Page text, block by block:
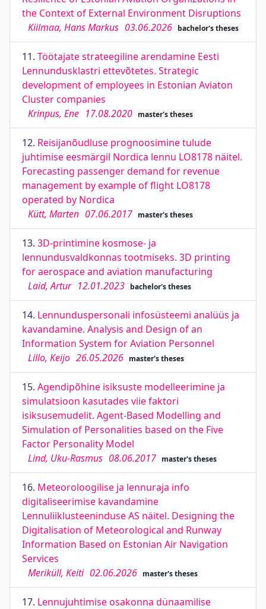
the Context of External Environment Disruptions
Kiilmaa, Hans Markus 03.06.2026 bachelor's theses
11. Töötajate strateegiline arendamine Eesti
Lennundusklastri ettevõtetes. Strategic
development of employees in Estonian Aviaton
Cluster companies
Krinpus, Ene 17.08.2020 master's theses
12. Reisijanõudluse prognoosimine tulude
juhtimise eesmärgil Nordica lennu LO8178 näitel.
Forecasting passenger demand for revenue
management by example of flight LO8178
operated by Nordica
Kütt, Marten 07.06.2017 master's theses
13. 3D-printimine kosmose- ja
lennundusvaldkonnas tootmiseks. 3D printing
for aerospace and aviation manufacturing
Laid, Artur 12.01.2023 bachelor's theses
14. Lennunduspersonali infosüsteemi analüüs ja
kavandamine. Analysis and Design of an
Information System for Aviation Personnel
Lillo, Keijo 26.05.2026 master's theses
15. Agendipõhine isiksuste modelleerimine ja
simulatsioon kasutades viie faktori
isiksusemudelit. Agent-Based Modelling and
Simulation of Personalities based on the Five
Factor Personality Model
Lind, Uku-Rasmus 08.06.2017 master's theses
16. Meteoroloogilise ja lennuraja info
digitaliseerimise kavandamine
Lennuliiklusteeninduse AS näitel. Designing the
Digitalisation of Meteorological and Runway
Information Based on Estonian Air Navigation
Services
Meriküll, Keiti 02.06.2026 master's theses
17. Lennujuhtimise osakonna dünaamilise